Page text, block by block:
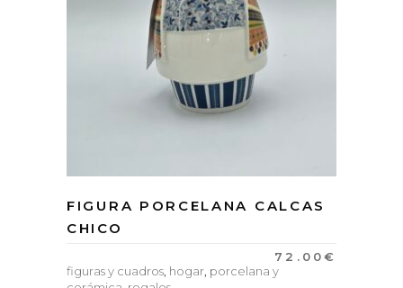
FIGURA PORCELANA CALCAS
CHICO
72.00€
figuras y cuadros, hogar, porcelana y